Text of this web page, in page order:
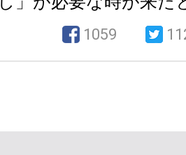
1059